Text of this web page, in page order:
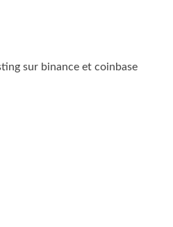
sur binance et coinbase